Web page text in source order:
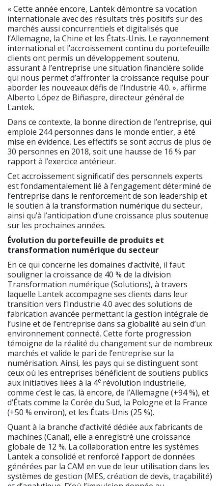
« Cette année encore, Lantek démontre sa vocation
internationale avec des résultats très positifs sur des
marchés aussi concurrentiels et digitalisés que
l’Allemagne, la Chine et les États-Unis. Le rayonnement
international et l’accroissement continu du portefeuille
clients ont permis un développement soutenu,
assurant à l’entreprise une situation financière solide
qui nous permet d’affronter la croissance requise pour
aborder les nouveaux défis de l’Industrie 4.0. », affirme
Alberto López de Biñaspre, directeur général de
Lantek.
Dans ce contexte, la bonne direction de l’entreprise, qui
emploie 244 personnes dans le monde entier, a été
mise en évidence. Les effectifs se sont accrus de plus de
30 personnes en 2018, soit une hausse de 16 % par
rapport à l’exercice antérieur.
Cet accroissement significatif des personnels experts
est fondamentalement lié à l’engagement déterminé de
l’entreprise dans le renforcement de son leadership et
le soutien à la transformation numérique du secteur,
ainsi qu’à l’anticipation d’une croissance plus soutenue
sur les prochaines années.
Évolution du portefeuille de produits et
transformation numérique du secteur
En ce qui concerne les domaines d’activité, il faut
souligner la croissance de 40 % de la division
Transformation numérique (Solutions), à travers
laquelle Lantek accompagne ses clients dans leur
transition vers l’Industrie 4.0 avec des solutions de
fabrication avancée permettant la gestion intégrale de
l’usine et de l’entreprise dans sa globalité au sein d’un
environnement connecté. Cette forte progression
témoigne de la réalité du changement sur de nombreux
marchés et valide le pari de l’entreprise sur la
numérisation. Ainsi, les pays qui se distinguent sont
ceux où les entreprises bénéficient de soutiens publics
aux initiatives liées à la 4e révolution industrielle,
comme c’est le cas, là encore, de l’Allemagne (+94 %), et
d’États comme la Corée du Sud, la Pologne et la France
(+50 % environ), et les États-Unis (25 %).
Quant à la branche d’activité dédiée aux fabricants de
machines (Canal), elle a enregistré une croissance
globale de 12 %. La collaboration entre les systèmes
Lantek a consolidé et renforcé l’apport de données
générées par la CAM en vue de leur utilisation dans les
systèmes de gestion (MES, création de devis, traçabilité)